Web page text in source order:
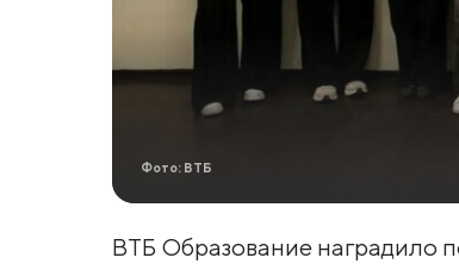
Фото: ВТБ
ВТБ Образование наградило